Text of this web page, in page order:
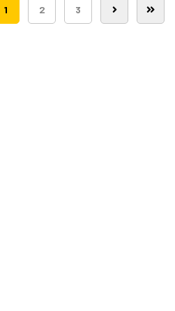
1 2 3